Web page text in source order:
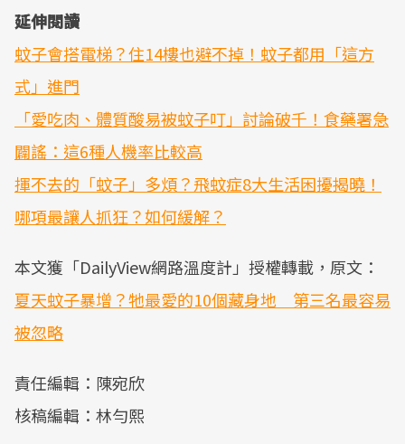
延伸閱讀
蚊子會搭電梯？住14樓也避不掉！蚊子都用「這方
式」進門
「愛吃肉、體質酸易被蚊子叮」討論破千！食藥署急
闢謠：這6種人機率比較高
揮不去的「蚊子」多煩？飛蚊症8大生活困擾揭曉！
哪項最讓人抓狂？如何緩解？
本文獲「DailyView網路溫度計」授權轉載，原文：
夏天蚊子暴增？牠最愛的10個藏身地 第三名最容易
被忽略
責任編輯：陳宛欣
核稿編輯：林勻熙